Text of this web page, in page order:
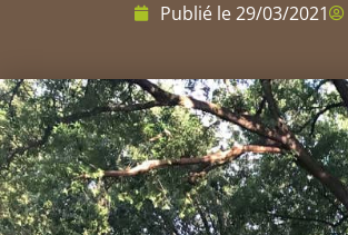
Publié le29/03/2021